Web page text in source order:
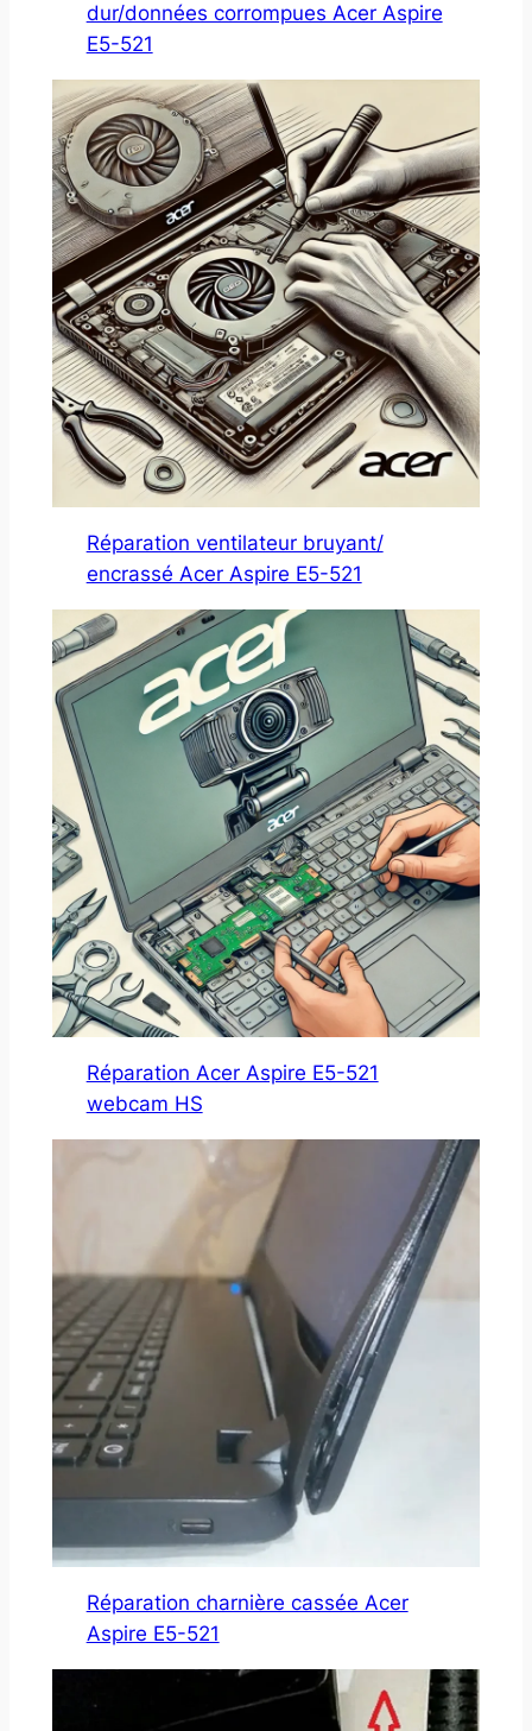
dur/données corrompues Acer Aspire
E5-521
Réparation ventilateur bruyant/
encrassé Acer Aspire E5-521
Réparation Acer Aspire E5-521
webcam HS
Réparation charnière cassée Acer
Aspire E5-521